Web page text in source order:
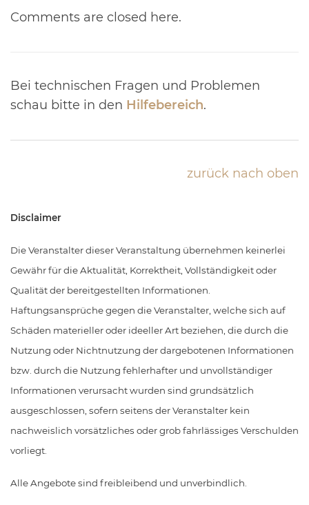
Comments are closed here.
Bei technischen Fragen und Problemen
schau bitte in den Hilfebereich.
zurück nach oben
Disclaimer
Die Veranstalter dieser Veranstaltung übernehmen keinerlei
Gewähr für die Aktualität, Korrektheit, Vollständigkeit oder
Qualität der bereitgestellten Informationen.
Haftungsansprüche gegen die Veranstalter, welche sich auf
Schäden materieller oder ideeller Art beziehen, die durch die
Nutzung oder Nichtnutzung der dargebotenen Informationen
bzw. durch die Nutzung fehlerhafter und unvollständiger
Informationen verursacht wurden sind grundsätzlich
ausgeschlossen, sofern seitens der Veranstalter kein
nachweislich vorsätzliches oder grob fahrlässiges Verschulden
vorliegt.
Alle Angebote sind freibleibend und unverbindlich.